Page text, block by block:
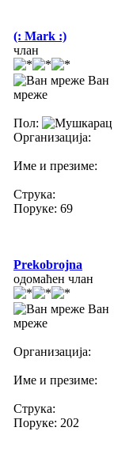
(: Mark :)
члан
Ван
мреже
Пол:
Организација:
Име и презиме:
Струка:
Поруке: 69
Prekobrojna
одомаћен члан
Ван
мреже
Организација:
Име и презиме:
Струка:
Поруке: 202